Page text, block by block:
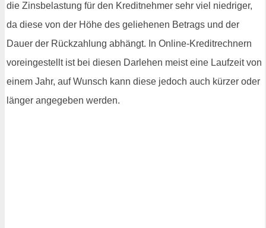
die Zinsbelastung für den Kreditnehmer sehr viel niedriger,
da diese von der Höhe des geliehenen Betrags und der
Dauer der Rückzahlung abhängt. In Online-Kreditrechnern
voreingestellt ist bei diesen Darlehen meist eine Laufzeit von
einem Jahr, auf Wunsch kann diese jedoch auch kürzer oder
länger angegeben werden.